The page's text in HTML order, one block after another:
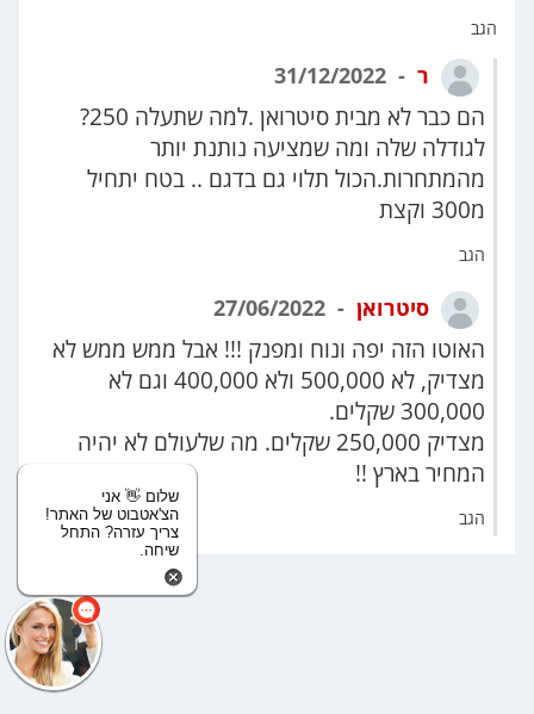
הגב
ר
הם כבר לא מבית סיטרואן .למה שתעלה 250?
לגודלה שלה ומה שמציעה נותנת יותר
מהמתחרות.הכול תלוי גם בדגם .. בטח יתחיל
מ300 וקצת
הגב
סיטרואן
האוטו הזה יפה ונוח ומפנק !!! אבל ממש ממש לא
מצדיק, לא 500,000 ולא 400,000 וגם לא
300,000 שקלים.
מצדיק 250,000 שקלים. מה שלעולם לא יהיה
המחיר בארץ !!
הגב
שלום 👋 אני
הצ'אטבוט של האתר!
צריך עזרה? התחל
שיחה.